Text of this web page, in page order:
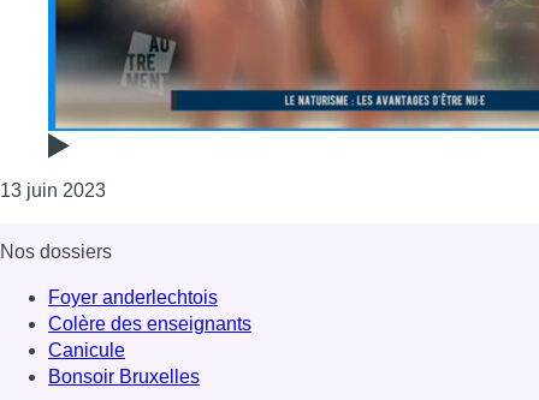
13 juin 2023Consulter l'article "Autrement : le naturisme, les
Nos dossiers
Foyer anderlechtois
Colère des enseignants
Canicule
Bonsoir Bruxelles